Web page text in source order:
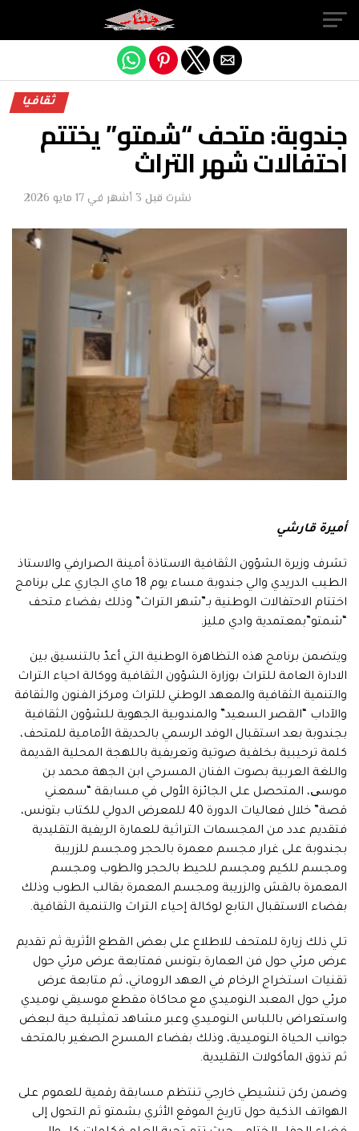
ثقافيا
جندوبة: متحف “شمتو” يختتم
احتفالات شهر التراث
نشرت قبل 3 أشهر في 17 مايو 2026
أميرة قارشي
تشرف وزيرة الشؤون الثقافية الاستاذة أمينة الصرارفي والاستاذ
الطيب الدريدي والي جندوبة مساء يوم 18 ماي الجاري على برنامج
اختتام الاحتفالات الوطنية بـ”شهر التراث” وذلك بفضاء متحف
“شمتو”بمعتمدية وادي مليز.
ويتضمن برنامج هذه التظاهرة الوطنية التي أعدّ بالتنسيق بين
الادارة العامة للتراث بوزارة الشؤون الثقافية ووكالة احياء التراث
والتنمية الثقافية والمعهد الوطني للتراث ومركز الفنون والثقافة
والآداب “القصر السعيد” والمندوبية الجهوية للشؤون الثقافية
بجندوبة بعد استقبال الوفد الرسمي بالحديقة الأمامية للمتحف،
كلمة ترحيبية بخلفية صوتية وتعريفية باللهجة المحلية القديمة
واللغة العربية بصوت الفنان المسرحي ابن الجهة محمد بن
موسی، المتحصل على الجائزة الأولى في مسابقة “سمعني
قصة” خلال فعاليات الدورة 40 للمعرض الدولي للكتاب بتونس،
فتقديم عدد من المجسمات التراثية للعمارة الريفية التقليدية
بجندوبة على غرار مجسم معمرة بالحجر ومجسم للزريبة
ومجسم للكيم ومجسم للحيط بالحجر والطوب ومجسم
المعمرة بالقش والزريبة ومجسم المعمرة بقالب الطوب وذلك
بفضاء الاستقبال التابع لوكالة إحياء التراث والتنمية الثقافية.
تلي ذلك زيارة للمتحف للاطلاع على بعض القطع الأثرية ثم تقديم
عرض مرئي حول فن العمارة بتونس فمتابعة عرض مرئي حول
تقنيات استخراج الرخام في العهد الروماني، ثم متابعة عرض
مرئي حول المعبد النوميدي مع محاكاة مقطع موسيقي نوميدي
واستعراض باللباس النوميدي وعبر مشاهد تمثيلية حية لبعض
جوانب الحياة النوميدية، وذلك بفضاء المسرح الصغير بالمتحف
ثم تذوق المأكولات التقليدية.
وضمن ركن تنشيطي خارجي تنتظم مسابقة رقمية للعموم على
الهواتف الذكية حول تاريخ الموقع الأثري بشمتو ثم التحول إلى
Exit mobile version